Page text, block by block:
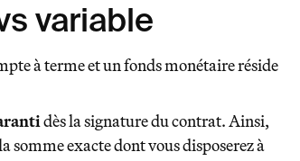
vous
variable
à terme et un fonds monétaire réside
dès la signature du contrat. Ainsi,
somme exacte dont vous disposerez à